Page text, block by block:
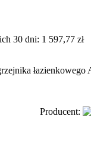
30 dni: 1 597,77 zł
Producent: